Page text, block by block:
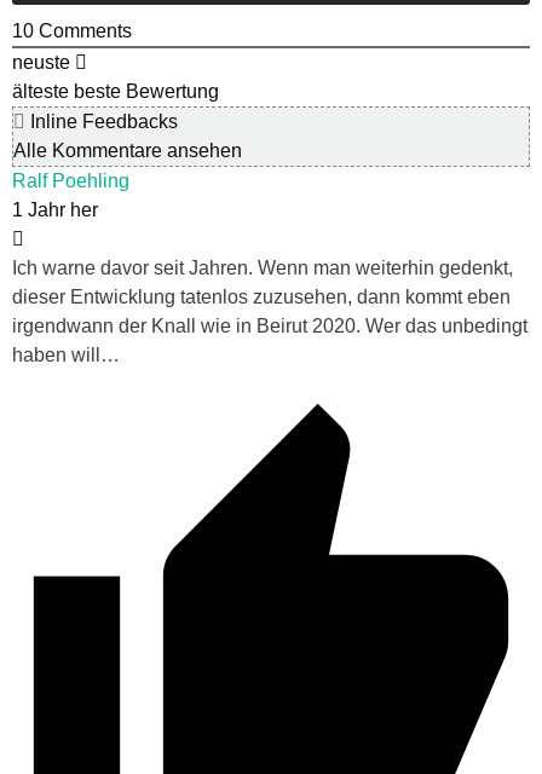
10 Comments
neuste
älteste beste Bewertung
Inline Feedbacks
Alle Kommentare ansehen
Ralf Poehling
1 Jahr her
Ich warne davor seit Jahren. Wenn man weiterhin gedenkt,
dieser Entwicklung tatenlos zuzusehen, dann kommt eben
irgendwann der Knall wie in Beirut 2020. Wer das unbedingt
haben will…